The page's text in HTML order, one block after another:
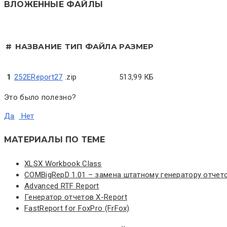
ВЛОЖЕННЫЕ ФАЙЛЫ
# НАЗВАНИЕ ТИП ФАЙЛА РАЗМЕР
1 252EReport27 .zip 513,99 КБ
Это было полезно?
Да Нет
МАТЕРИАЛЫ ПО ТЕМЕ
XLSX Workbook Class
COMBigRepD 1.01 – замена штатному генератору
Advanced RTF Report
Генератор отчетов X-Report
FastReport for FoxPro (FrFox)